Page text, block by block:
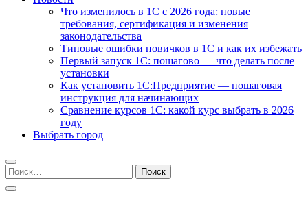
Что изменилось в 1С с 2026 года: новые
требования, сертификация и изменения
законодательства
Типовые ошибки новичков в 1С и как их избежать
Первый запуск 1С: пошагово — что делать после
установки
Как установить 1С:Предприятие — пошаговая
инструкция для начинающих
Сравнение курсов 1С: какой курс выбрать в 2026
году
Выбрать город
Найти: